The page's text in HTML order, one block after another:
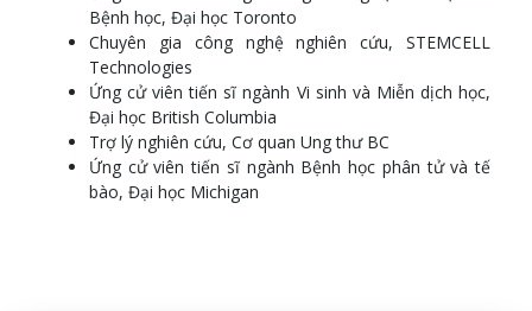
Year 3:
BIOT 307 - Molecular Genetics I
MICB 308 - Paradigms in Bacterial Pathogenesis
BIOT 399 - Co-operative Work Placement II
Bệnh học, Đại học Toronto
Chuyên gia công nghệ nghiên cứu, STEMCELL
Technologies
Ứng cử viên tiến sĩ ngành Vi sinh và Miễn dịch học,
Đại học British Columbia
Trợ lý nghiên cứu, Cơ quan Ung thư BC
Ứng cử viên tiến sĩ ngành Bệnh học phân tử và tế
bào, Đại học Michigan